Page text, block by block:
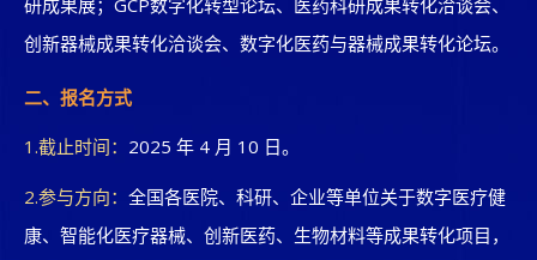
联系方式
研成果展；GCP数字化转型论坛、医药科研成果转化洽谈会、
创新器械成果转化洽谈会、数字化医药与器械成果转化论坛。
二、报名方式
1.截止时间： 2025 年 4 月 10 日。
2.参与方向： 全国各医院、科研、企业等单位关于数字医疗健
康、智能化医疗器械、创新医药、生物材料等成果转化项目，